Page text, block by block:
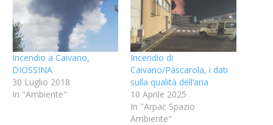
Incendio a Caivano,
DIOSSINA
30 Luglio 2018
In "Ambiente"
Incendio di
Caivano/Pascarola, i dati
sulla qualità dell’aria
10 Aprile 2025
In "Arpac Spazio
Ambiente"